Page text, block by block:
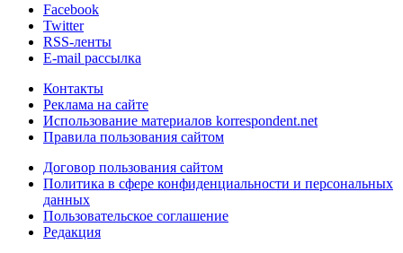
Facebook
Twitter
RSS-ленты
E-mail рассылка
Контакты
Реклама на сайте
Использование материалов korrespondent.net
Правила пользования сайтом
Договор пользования сайтом
Политика в сфере конфиденциальности и персональных
данных
Пользовательское соглашение
Редакция